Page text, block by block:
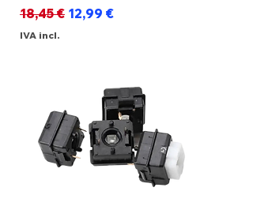
Preço normal
18,45 € Preço promocional
12,99 €
IVA incl.